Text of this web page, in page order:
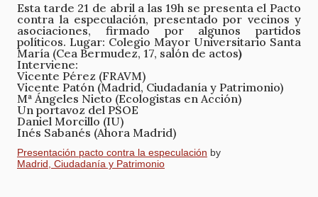
Esta tarde 21 de abril a las 19h se presenta el Pacto
contra la especulación, presentado por vecinos y
asociaciones, firmado por algunos partidos
políticos. Lugar: Colegio Mayor Universitario Santa
María (Cea Bermudez, 17, salón de actos)
Interviene:
Vicente Pérez (FRAVM)
Vicente Patón (Madrid, Ciudadanía y Patrimonio)
Mª Ángeles Nieto (Ecologistas en Acción)
Un portavoz del PSOE
Daniel Morcillo (IU)
Inés Sabanés (Ahora Madrid)
Presentación pacto contra la especulación by
Madrid, Ciudadanía y Patrimonio